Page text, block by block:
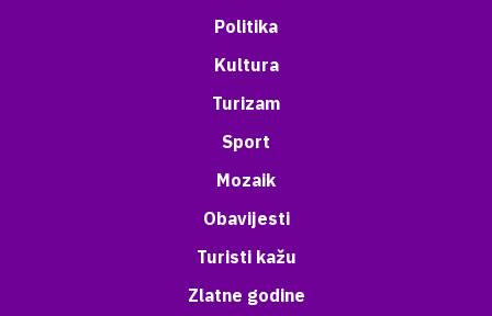
Politika
Kultura
Turizam
Sport
Mozaik
Obavijesti
Turisti kažu
Zlatne godine